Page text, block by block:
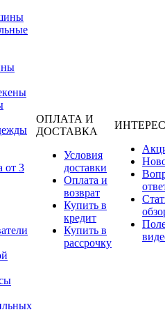
от 3
ОПЛАТА И
ДОСТАВКА
Условия
доставки
Оплата и
возврат
Купить в
кредит
Купить в
рассрочку